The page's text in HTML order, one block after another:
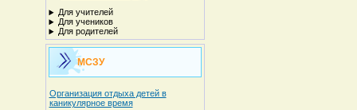
Для учителей
Для учеников
Для родителей
МСЗУ
Организация отдыха детей в
каникулярное время